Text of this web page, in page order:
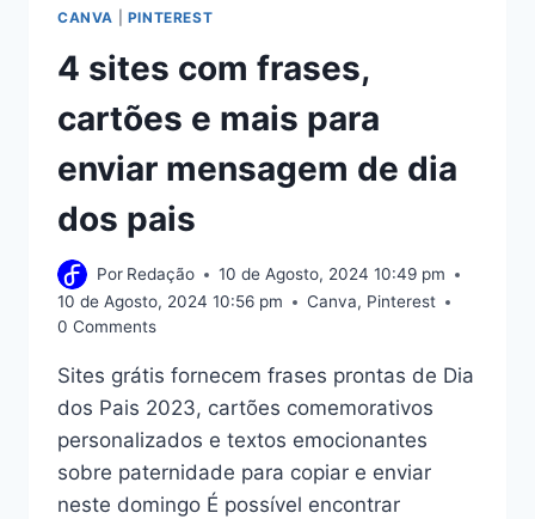
CANVA PINTEREST
4 sites com frases,
cartões e mais para
enviar mensagem de dia
dos pais
Por Redação
10 de Agosto, 2024 10:49 pm
10 de Agosto, 2024 10:56 pm
Canva, Pinterest
0 Comments
Sites grátis fornecem frases prontas de Dia
dos Pais 2023, cartões comemorativos
personalizados e textos emocionantes
sobre paternidade para copiar e enviar
neste domingo É possível encontrar